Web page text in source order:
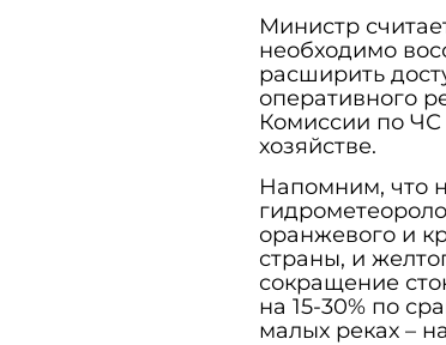
Министр
необходимо
расширить
оперативного
Комиссии по
хозяйстве.
Напомним, что
оранжевого и
страны, и
сокращение
на 15-30% по
малых реках –